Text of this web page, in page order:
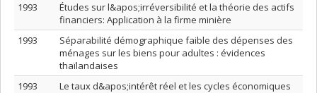
1993
Études sur l&apos;irréversibilité et la théorie des actifs
financiers: Application à la firme minière
1993
Séparabilité démographique faible des dépenses des
ménages sur les biens pour adultes : évidences
thaïlandaises
1993
Le taux d&apos;intérêt réel et les cycles économiques